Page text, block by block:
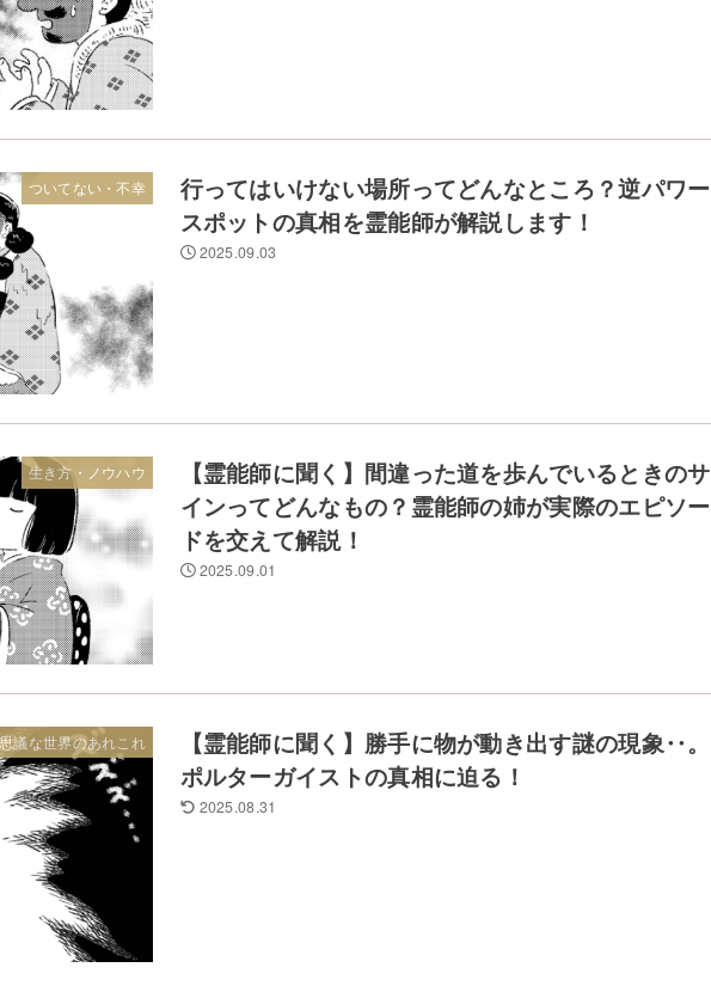
ついてない・不幸
行ってはいけない場所ってどんなところ？逆パワー
スポットの真相を霊能師が解説します！
2025.09.03
生き方・ノウハウ
【霊能師に聞く】間違った道を歩んでいるときのサ
インってどんなもの？霊能師の姉が実際のエピソー
ドを交えて解説！
2025.09.01
議な世界のあれこれ
【霊能師に聞く】勝手に物が動き出す謎の現象‥。
ポルターガイストの真相に迫る！
2025.08.31